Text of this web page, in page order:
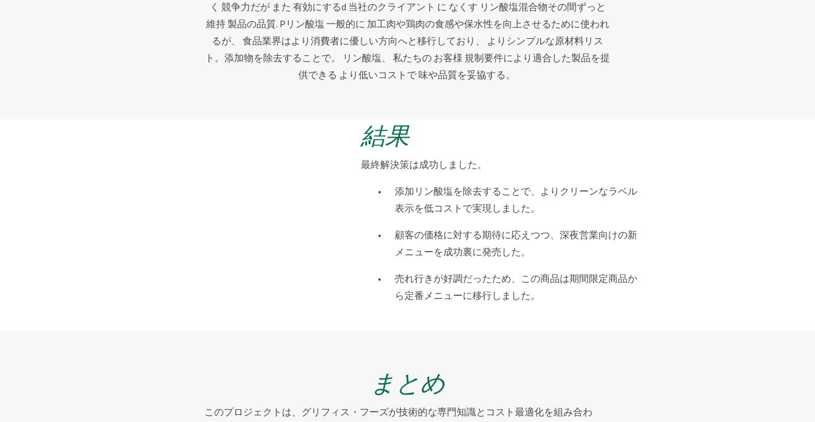
く 競争力だが また 有効にするd 当社のクライアント に なくす リン酸塩混合物その間ずっと
維持製品の品質. P リン酸塩 一般的に 加工肉や鶏肉の食感や保水性を向上させるために使われ
るが、 食品業界はより消費者に優しい方向へと移行しており、
よりシンプルな原材料リス
ト。添加物を除去することで。
リン酸塩、 私たちの お客様 規制要件により適合した製品を提
供できる より低いコストで味や品質を妥協する。
結果
最終解決策は成功しました。
添加リン酸塩を除去することで、よりクリーンなラベル
表示を低コストで実現しました。
顧客の価格に対する期待に応えつつ、深夜営業向けの新
メニューを成功裏に発売した。
売れ行きが好調だったため、この商品は期間限定商品か
ら定番メニューに移行しました。
まとめ
このプロジェクトは、グリフィス・フーズが技術的な専門知識とコスト最適化を組み合わ